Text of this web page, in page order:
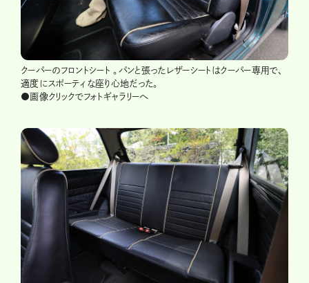
クーパーのフロントシート 。パンと張ったレザーシートはクーパー専用で、
適度にスポーティな座り心地だった。
●画像クリックでフォトギャラリーへ